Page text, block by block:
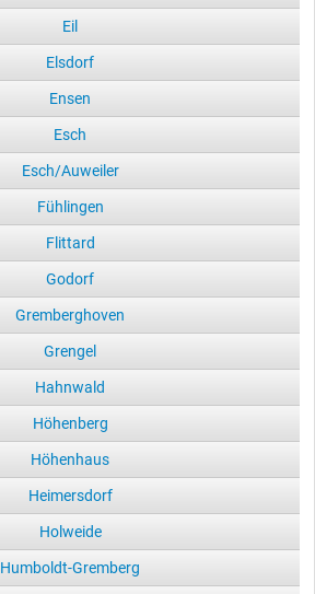
Eil
Elsdorf
Ensen
Esch
Esch/Auweiler
Fühlingen
Flittard
Godorf
Gremberghoven
Grengel
Hahnwald
Höhenberg
Höhenhaus
Heimersdorf
Holweide
Humboldt-Gremberg